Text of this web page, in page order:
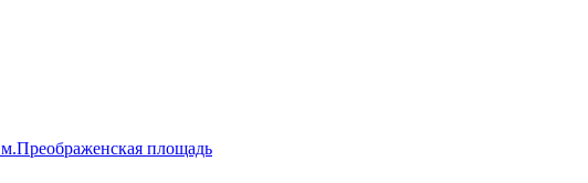
м.Преображенская площадь